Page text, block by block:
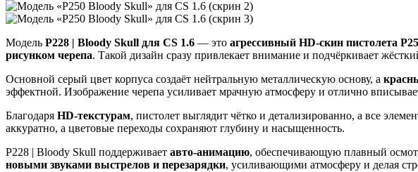
Модель P228 | Bloody Skull для CS 1.6 — это агрессивный HD-скин пистолета
рисунком черепа. Такой дизайн сразу привлекает внимание и подчёркивает
Основной серый цвет корпуса создаёт нейтральную металлическую основу, а
эффектной. Изображение черепа усиливает мрачную атмосферу и отлично
Благодаря HD-текстурам, пистолет выглядит чётко и детализированно, а все
аккуратно, а цветовые переходы сохраняют глубину и насыщенность.
P228 | Bloody Skull поддерживает авто-анимацию, обеспечивающую плавный
новыми звуками выстрелов и перезарядки, усиливающими атмосферу и делая